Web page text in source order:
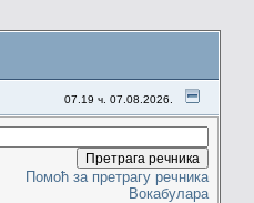
07.19 ч. 07.08.2026.
Помоћ за претрагу речника
Вокабулара